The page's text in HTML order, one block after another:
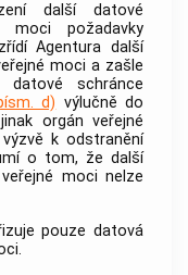
další datové
moci požadavky
Agentura další
moci a zašle
schránce
d) výlučně do
orgán veřejné
k odstranění
o tom, že další
moci nelze
pouze datová